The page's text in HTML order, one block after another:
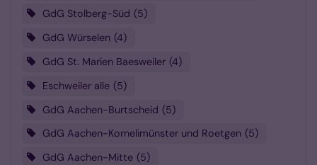
GdG Stolberg-Süd
5
GdG Würselen 4
GdG St. Marien Baesweiler 4
Eschweiler alle 5
GdG Aachen-Burtscheid 5
GdG Aachen-Kornelimünster und Roetgen
5
GdG Aachen-Mitte 5